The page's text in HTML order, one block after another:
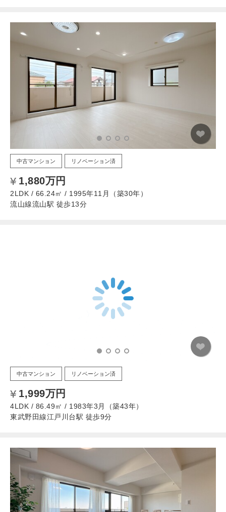
中古マンション リノベーション済
1,880万円
2LDK / 66.24㎡ / 1995年11月（築30年）
流山線流山駅 徒歩13分
中古マンション リノベーション済
1,999万円
4LDK / 86.49㎡ / 1983年3月（築43年）
東武野田線江戸川台駅 徒歩9分